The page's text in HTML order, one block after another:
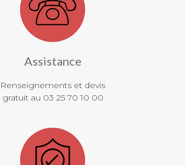
Assistance
Renseignements et devis
gratuit au 03 25 70 10 00